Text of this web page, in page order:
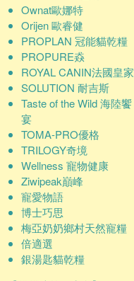
Ownat歐娜特
Orijen 歐睿健
PROPLAN 冠能貓乾糧
PROPURE猋
ROYAL CANIN法國皇家
SOLUTION 耐吉斯
Taste of the Wild 海陸饗
宴
TOMA-PRO優格
TRILOGY奇境
Wellness 寵物健康
Ziwipeak巔峰
寵愛物語
博士巧思
梅亞奶奶鄉村天然寵糧
倍適選
銀湯匙貓乾糧